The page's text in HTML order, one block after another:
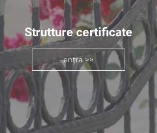
Strutture certificate
entra >>